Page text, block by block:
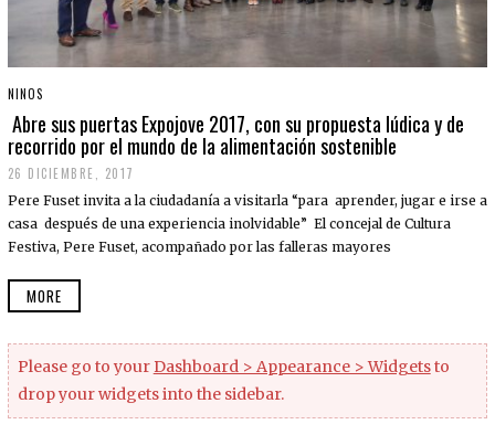
NINOS
Abre sus puertas Expojove 2017, con su propuesta lúdica y de
recorrido por el mundo de la alimentación sostenible
26 DICIEMBRE, 2017
Pere Fuset invita a la ciudadanía a visitarla “para aprender, jugar e irse a
casa después de una experiencia inolvidable” El concejal de Cultura
Festiva, Pere Fuset, acompañado por las falleras mayores
MORE
Please go to yourDashboard > Appearance > Widgetsto
drop your widgets into the sidebar.